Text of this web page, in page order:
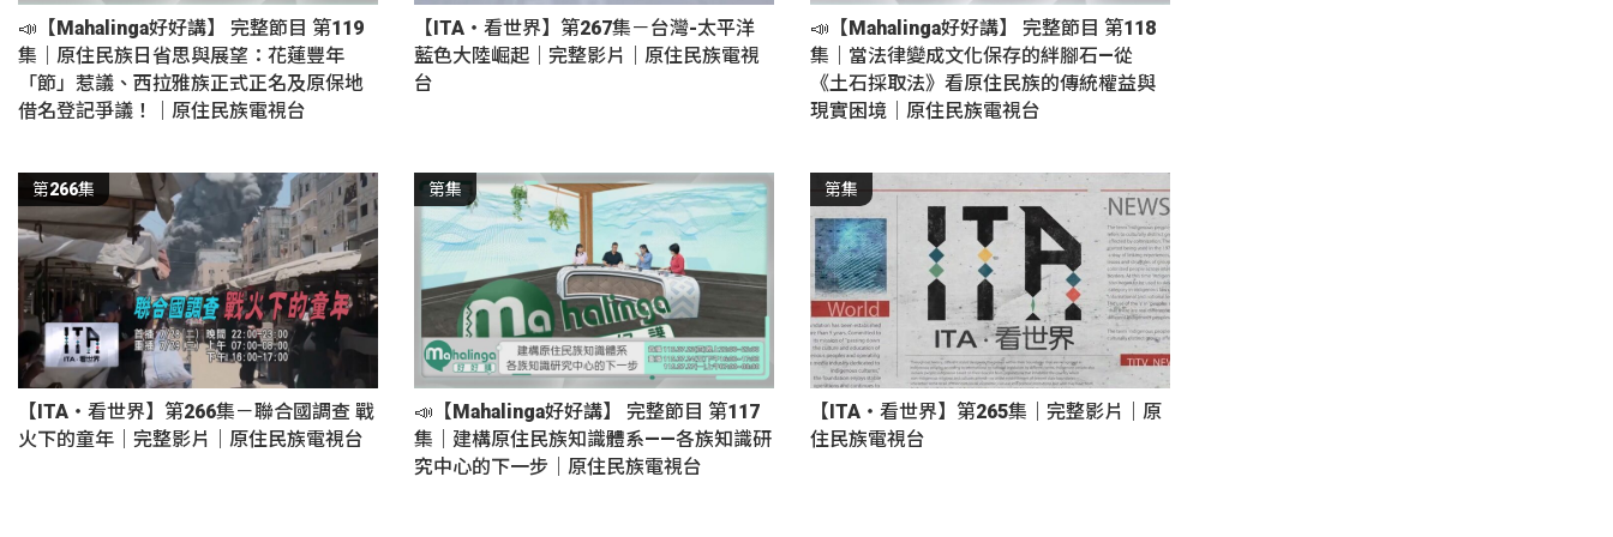
📣【Mahalinga好好講】 完整節目 第119
集｜原住民族日省思與展望：花蓮豐年
「節」惹議、西拉雅族正式正名及原保地
借名登記爭議！｜原住民族電視台
【ITA・看世界】第267集－台灣-太平洋
藍色大陸崛起｜完整影片｜原住民族電視
台
📣【Mahalinga好好講】 完整節目 第118
集｜當法律變成文化保存的絆腳石—從
《土石採取法》看原住民族的傳統權益與
現實困境｜原住民族電視台
第266集
【ITA・看世界】第266集－聯合國調查 戰
火下的童年｜完整影片｜原住民族電視台
第集
📣【Mahalinga好好講】 完整節目 第117
集｜建構原住民族知識體系——各族知識研
究中心的下一步｜原住民族電視台
第集
【ITA・看世界】第265集｜完整影片｜原
住民族電視台